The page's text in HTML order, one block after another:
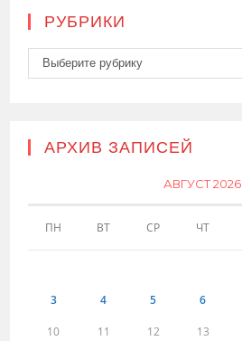
РУБРИКИ
Рубрики
Выберите рубрику
АРХИВ ЗАПИСЕЙ
АВГУСТ 2026
ПН ВТ СР ЧТ
3 4 5 6
10 11 12 13